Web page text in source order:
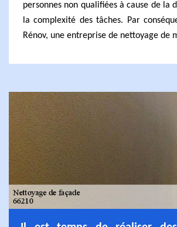
personnes non qualifiées à cause de la
la complexité des tâches. Par
Rénov, une entreprise de nettoyage de